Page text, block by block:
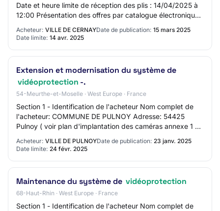
Date et heure limite de réception des plis : 14/04/2025 à
12:00 Présentation des offres par catalogue électronique :
Acheteur: VILLE DE CERNAYDate de publication: 15 mars 2025
Date limite: 14 avr. 2025
Extension et modernisation du système de
vidéoprotection -.
54-Meurthe-et-Moselle · West Europe · France
Section 1 - Identification de l'acheteur Nom complet de
l'acheteur: COMMUNE DE PULNOY Adresse: 54425
Pulnoy ( voir plan d'implantation des caméras annexe 1 et
Acheteur: VILLE DE PULNOYDate de publication: 23 janv. 2025
Date limite: 24 févr. 2025
Maintenance du système de vidéoprotection
68-Haut-Rhin · West Europe · France
Section 1 - Identification de l'acheteur Nom complet de